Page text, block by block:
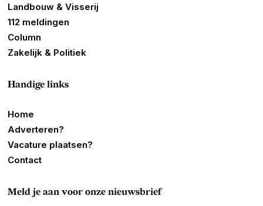
Landbouw & Visserij
112 meldingen
Column
Zakelijk & Politiek
Handige links
Home
Adverteren?
Vacature plaatsen?
Contact
Meld je aan voor onze nieuwsbrief